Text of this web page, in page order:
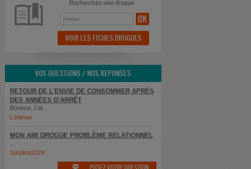
Recherchez une drogue
VOIR LES FICHES DROGUES
VOS QUESTIONS / NOS RÉPONSES
RETOUR DE L’ENVIE DE CONSOMMER APRÈS
DES ANNÉES D’ARRÊT
Bonjour, J’ai...
Lorkhan
MON AMI DROGUE PROBLÈME RELATIONNEL
Solstice2024
 POSEZ VOTRE QUESTION